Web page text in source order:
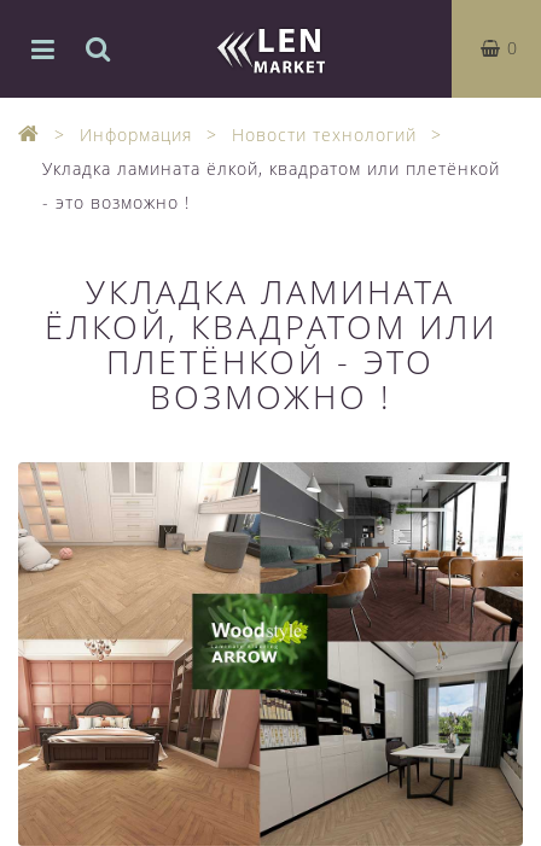
0
Информация
Новости технологий
Укладка ламината ёлкой, квадратом или плетёнкой
- это возможно !
УКЛАДКА ЛАМИНАТА
ЁЛКОЙ, КВАДРАТОМ ИЛИ
ПЛЕТЁНКОЙ - ЭТО
ВОЗМОЖНО !